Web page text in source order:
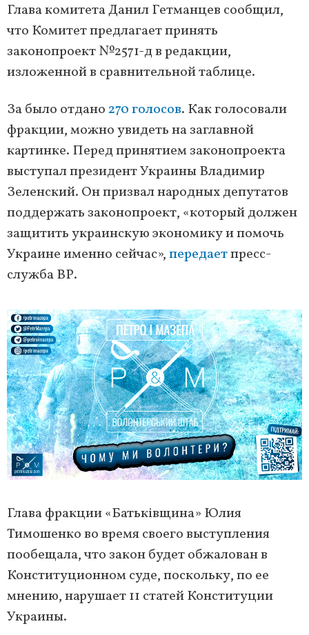
Глава комитета Данил Гетманцев сообщил,
что Комитет предлагает принять
законопроект №2571-д в редакции,
изложенной в сравнительной таблице.
За было отдано270 голосов. Как голосовали
фракции, можно увидеть на заглавной
картинке. Перед принятием законопроекта
выступал президент Украины Владимир
Зеленский. Он призвал народных депутатов
поддержать законопроект, «который должен
защитить украинскую экономику и помочь
Украине именно сейчас»,передаетпресс-
служба ВР.
Глава фракции «Батьківщина» Юлия
Тимошенко во время своего выступления
пообещала, что закон будет обжалован в
Конституционном суде, поскольку, по ее
мнению, нарушает 11 статей Конституции
Украины.